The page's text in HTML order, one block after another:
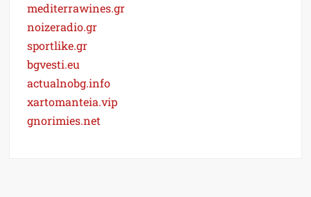
mediterrawines.gr
noizeradio.gr
sportlike.gr
bgvesti.eu
actualnobg.info
xartomanteia.vip
gnorimies.net